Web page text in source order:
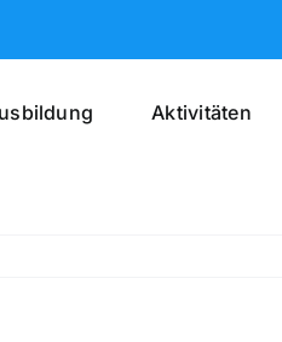
Aktivitäten